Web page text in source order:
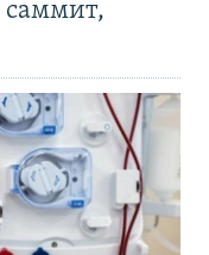
саммит,